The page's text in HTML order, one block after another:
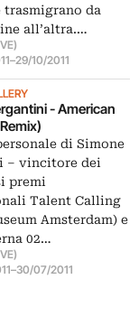
trasmigrano da
all’altra.…
–29/10/2011
- American
di Simone
– vincitore dei
premi
Talent Calling
Amsterdam) e
02…
–30/07/2011